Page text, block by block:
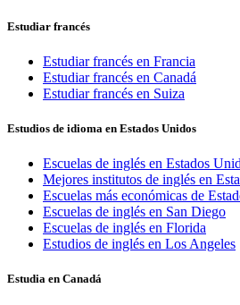
Estudiar francés
Estudiar francés en Francia
Estudiar francés en Canadá
Estudiar francés en Suiza
Estudios de idioma en Estados Unidos
Escuelas de inglés en Estados
Mejores institutos de inglés en
Escuelas más económicas de
Escuelas de inglés en San Diego
Escuelas de inglés en Florida
Estudios de inglés en Los Angeles
Estudia en Canadá